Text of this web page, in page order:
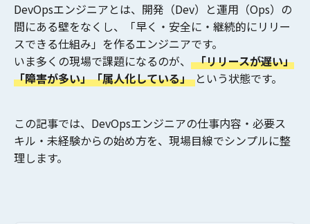
DevOpsエンジニアとは、開発（Dev）と運用（Ops）の
間にある壁をなくし、
「早く・安全に・継続的にリリー
スできる仕組み」 を作るエンジニアです。
いま多くの現場で課題になるのが、
「リリースが遅い」
「障害が多い」「属人化している」 という状態です。
この記事では、 DevOpsエンジニアの仕事内容・必要ス
キル・未経験からの始め方を、現場目線でシンプルに整
理します。